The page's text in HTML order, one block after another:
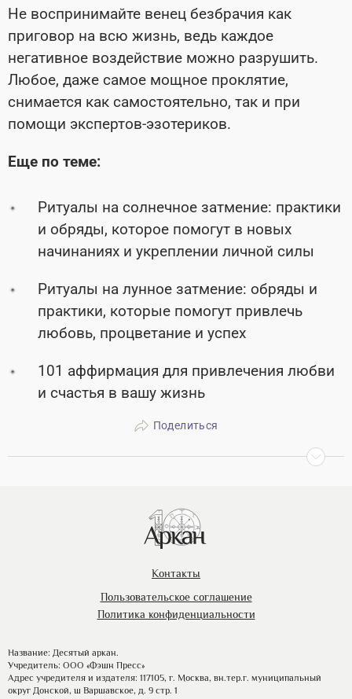
Не воспринимайте венец безбрачия как
приговор на всю жизнь, ведь каждое
негативное воздействие можно разрушить.
Любое, даже самое мощное проклятие,
снимается как самостоятельно, так и при
помощи экспертов-эзотериков.
Еще по теме:
Ритуалы на солнечное затмение: практики
и обряды, которое помогут в новых
начинаниях и укреплении личной силы
Ритуалы на лунное затмение: обряды и
практики, которые помогут привлечь
любовь, процветание и успех
101 аффирмация для привлечения любви
и счастья в вашу жизнь
Поделиться
Контакты
Пользовательское соглашение
Политика конфиденциальности
Название: Десятый аркан.
Учредитель: ООО «Фэшн Пресс»
Адрес учредителя и издателя: 117105, г. Москва, вн.тер.г. муниципальный
округ Донской, ш Варшавское, д. 9 стр. 1